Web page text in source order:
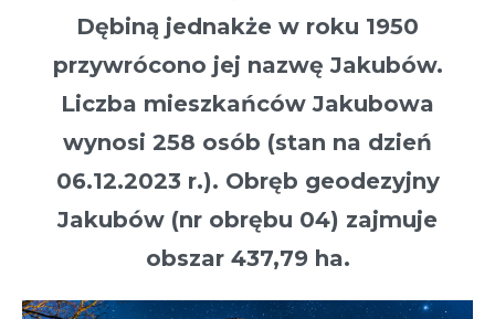
Dębiną jednakże w roku 1950
przywrócono jej nazwę Jakubów.
Liczba mieszkańców Jakubowa
wynosi 258 osób (stan na dzień
06.12.2023 r.). Obręb geodezyjny
Jakubów (nr obrębu 04) zajmuje
obszar 437,79 ha.